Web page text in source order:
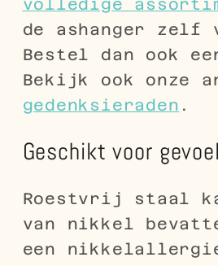
volledige
de ashanger zelf
Bestel dan ook
Bekijk ook onze
gedenksieraden .
Geschikt voor
Roestvrij staal
van nikkel
een